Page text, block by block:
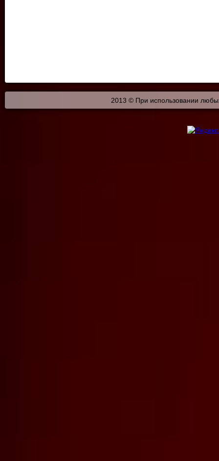
2013 © При использовании